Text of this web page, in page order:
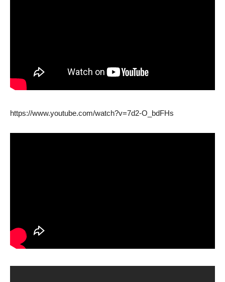
https://www.youtube.com/watch?v=7d2-O_bdFHs